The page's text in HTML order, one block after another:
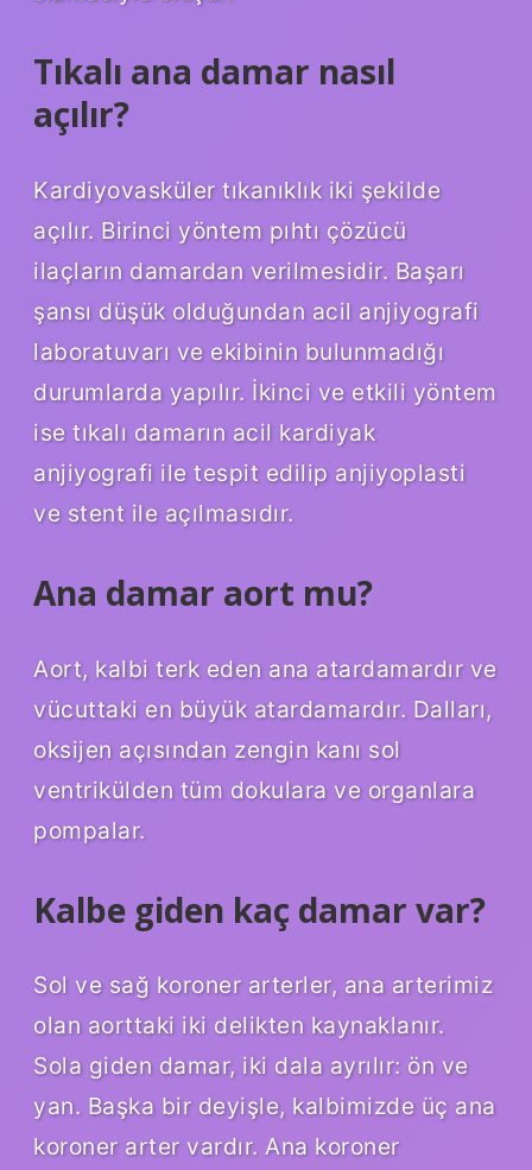
Tıkalı ana damar nasıl
açılır?
Kardiyovasküler tıkanıklık iki şekilde
açılır. Birinci yöntem pıhtı çözücü
ilaçların damardan verilmesidir. Başarı
şansı düşük olduğundan acil anjiyografi
laboratuvarı ve ekibinin bulunmadığı
durumlarda yapılır. İkinci ve etkili yöntem
ise tıkalı damarın acil kardiyak
anjiyografi ile tespit edilip anjiyoplasti
ve stent ile açılmasıdır.
Ana damar aort mu?
Aort, kalbi terk eden ana atardamardır ve
vücuttaki en büyük atardamardır. Dalları,
oksijen açısından zengin kanı sol
ventrikülden tüm dokulara ve organlara
pompalar.
Kalbe giden kaç damar var?
Sol ve sağ koroner arterler, ana arterimiz
olan aorttaki iki delikten kaynaklanır.
Sola giden damar, iki dala ayrılır: ön ve
yan. Başka bir deyişle, kalbimizde üç ana
koroner arter vardır. Ana koroner